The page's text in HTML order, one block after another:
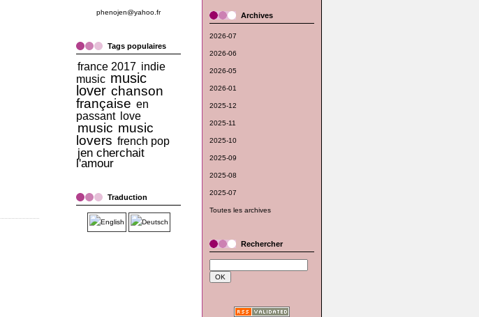
phenojen@yahoo.fr
Tags populaires
france 2017 indie
music music
lover chanson
française en
passant
love
music music
lovers french pop
jen cherchait
l'amour
Traduction
Archives
2026-07
2026-06
2026-05
2026-01
2025-12
2025-11
2025-10
2025-09
2025-08
2025-07
Toutes les archives
Rechercher